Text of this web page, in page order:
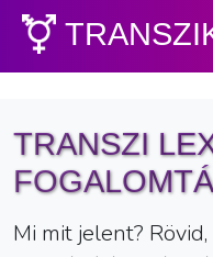
TRANSZI
Mi mit jelent?